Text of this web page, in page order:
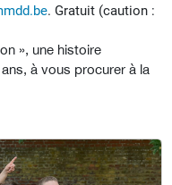
. Gratuit (caution :
», une histoire
à vous procurer à la